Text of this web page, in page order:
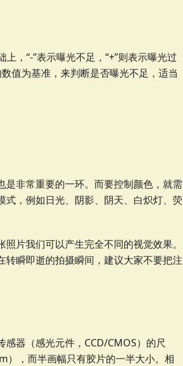
，“-”表示曝光不足，“+”则表示曝光过
值为基准，来判断是否曝光不足，适当
非常重要的一环。而要控制颜色，就需
，例如日光、阴影、阴天、白炽灯、荧
片我们可以产生完全不同的视觉效果。
瞬即逝的拍摄瞬间，建议大家不要把注
器（感光元件，CCD/CMOS）的尺
），而半画幅只有胶片的一半大小。相